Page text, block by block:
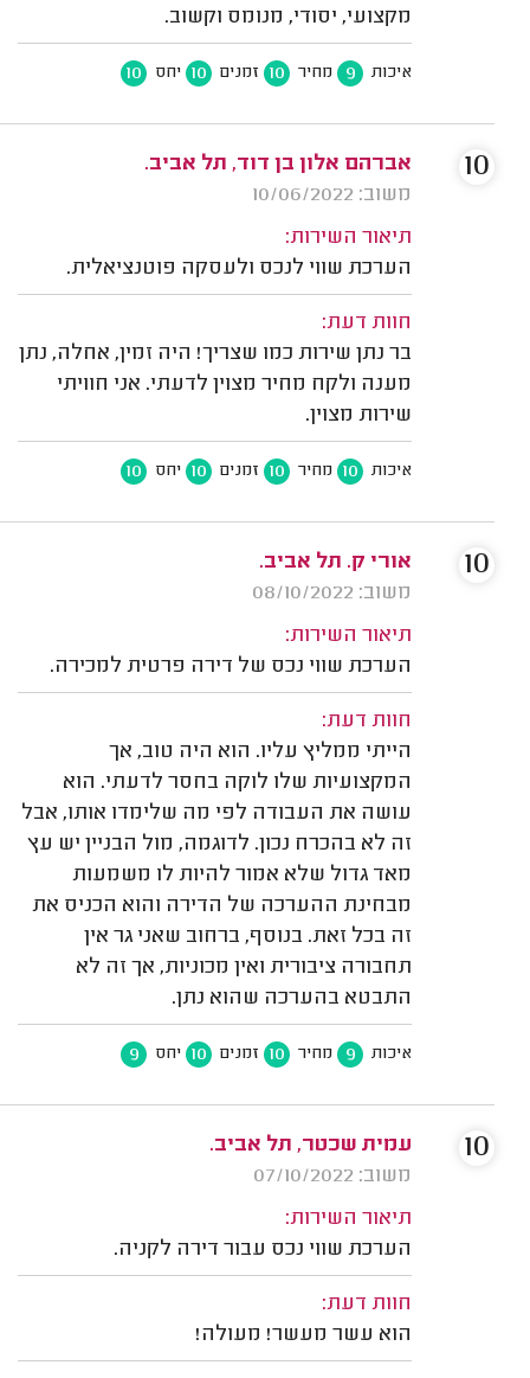
מקצועי, יסודי, מנומס וקשוב.
איכות 9 מחיר 10 זמנים 10 יחס 10
אברהם אלון בן דוד, תל אביב.
משוב: 10/06/2022
תיאור השירות:
הערכת שווי לנכס ולעסקה פוטנציאלית.
חוות דעת:
בר נתן שירות כמו שצריך! היה זמין, אחלה, נתן
מענה ולקח מחיר מצוין לדעתי. אני חוויתי
שירות מצוין.
איכות 10 מחיר 10 זמנים 10 יחס 10
10
אורי ק. תל אביב.
משוב: 08/10/2022
תיאור השירות:
הערכת שווי נכס של דירה פרטית למכירה.
חוות דעת:
הייתי ממליץ עליו. הוא היה טוב, אך
המקצועיות שלו לוקה בחסר לדעתי. הוא
עושה את העבודה לפי מה שלימדו אותו, אבל
זה לא בהכרח נכון. לדוגמה, מול הבניין יש עץ
מאד גדול שלא אמור להיות לו משמעות
מבחינת ההערכה של הדירה והוא הכניס את
זה בכל זאת. בנוסף, ברחוב שאני גר אין
תחבורה ציבורית ואין מכוניות, אך זה לא
התבטא בהערכה שהוא נתן.
איכות 9 מחיר 10 זמנים 10 יחס 9
10
עמית שכטר, תל אביב.
משוב: 07/10/2022
תיאור השירות:
הערכת שווי נכס עבור דירה לקניה.
חוות דעת:
הוא עשר מעשר! מעולה!
10